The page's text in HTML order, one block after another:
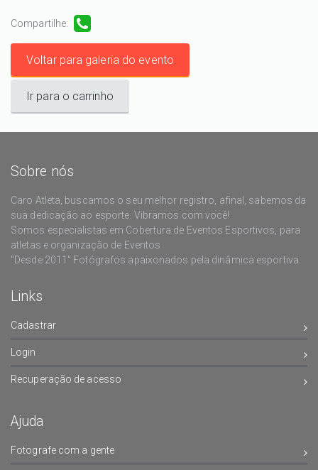
Compartilhe:
Voltar para galeria do evento
Ir para o carrinho
Sobre nós
Caro Atleta, buscamos o seu melhor registro, afinal, sabemos da
sua dedicação ao esporte. Vibramos com você!
Somos especialistas em Cobertura de Eventos Esportivos, para
atletas e organização de Eventos
"Desde 2011" Fotógrafos apaixonados pela dinâmica esportiva.
Links
Cadastrar
Login
Recuperação de acesso
Ajuda
Fotografe com a gente